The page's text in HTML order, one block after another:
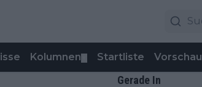
Kolumnen Startliste Vorschau
Gerade In